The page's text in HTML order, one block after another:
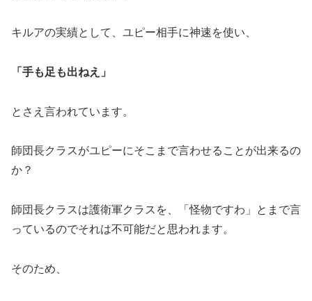
キルアの実績として、ユピー相手に神速を使い、
「手も足も出ねえ」
とさえ言われています。
師団長クラスがユピーにそこまで言わせることが出来るの
か？
師団長クラスは護衛軍クラスを、「怪物ですわ」とまで言
っているのでそれは不可能だと思われます。
そのため、